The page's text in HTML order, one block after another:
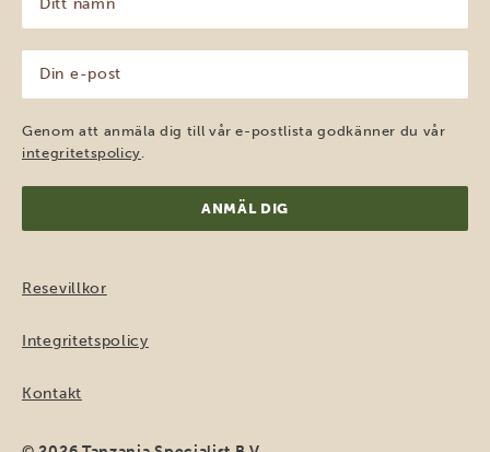
namn
(Obligatoriskt)
post
(Obligatoriskt)
Genom att anmäla dig till vår e-postlista godkänner du vår
integritetspolicy
Resevillkor
Integritetspolicy
Kontakt